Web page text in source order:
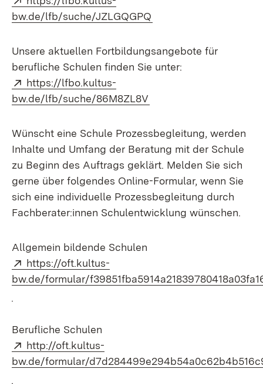
bw.de/lfb/suche/JZLGQGPQ
Unsere aktuellen Fortbildungsangebote für
berufliche Schulen finden Sie unter:
Extern:
https://lfbo.kultus-
bw.de/lfb/suche/86M8ZL8V
Wünscht eine Schule Prozessbegleitung, werden
Inhalte und Umfang der Beratung mit der Schule
zu Beginn des Auftrags geklärt. Melden Sie sich
gerne über folgendes Online-Formular, wenn Sie
sich eine individuelle Prozessbegleitung durch
Fachberater:innen Schulentwicklung wünschen.
Allgemein bildende Schulen
Extern:
https://oft.kultus-
bw.de/formular/
Berufliche Schulen
Extern:
http://oft.kultus-
bw.de/formular/